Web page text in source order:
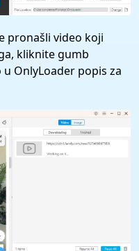
pronašli video koji
kliknite gumb
OnlyLoader popis za